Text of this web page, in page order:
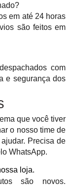
em até 24 horas
são feitos em
com
e segurança dos
que você tiver
o nosso time de
Precisa de
WhatsApp.
são novos.
loja.